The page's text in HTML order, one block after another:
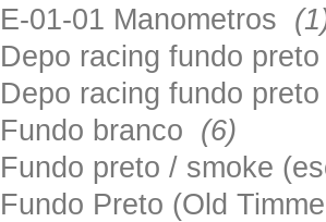
E-01-01 Manometros
Depo racing fundo preto
Depo racing fundo
Fundo branco (6)
Fundo preto / smoke
Fundo Preto (Old